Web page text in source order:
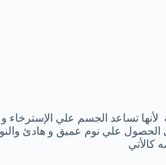
تساعد الجسم علي الإسترخاء و
في الحصول علي نوم عميق و هادئ
كالأتي